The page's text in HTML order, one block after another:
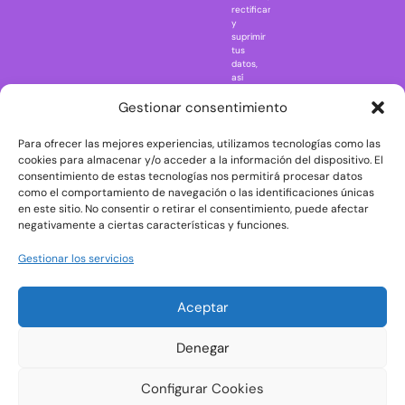
Gestionar consentimiento
Para ofrecer las mejores experiencias, utilizamos tecnologías como las
cookies para almacenar y/o acceder a la información del dispositivo. El
consentimiento de estas tecnologías nos permitirá procesar datos
como el comportamiento de navegación o las identificaciones únicas
en este sitio. No consentir o retirar el consentimiento, puede afectar
negativamente a ciertas características y funciones.
Gestionar los servicios
Aceptar
Denegar
Configurar Cookies
Rick and
The Big Bang
Theory
The Blues
Brothers
The
The Shining
rectificar
y
suprimir
tus
datos,
así
ejercer
consultando
la
información
adicional
y
detallada
sobre